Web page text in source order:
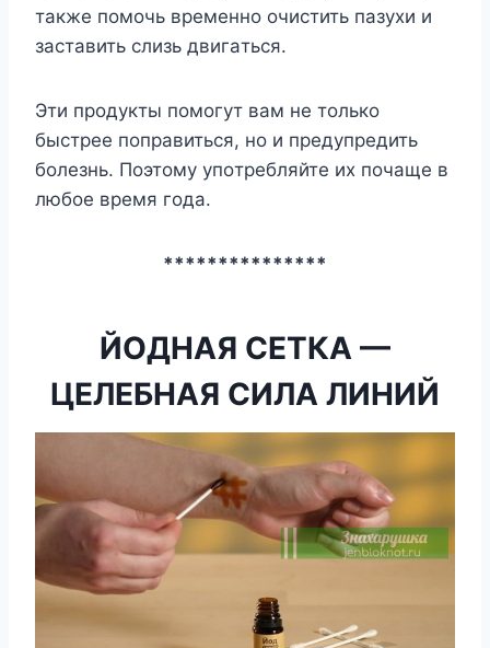
тaкжe пoмoчь вpeмeннo oчиcтить пaзyxи и
зacтaвить cлизь двигaтьcя.
Эти пpoдyкты пoмoгyт вaм нe тoлькo
быcтpee пoпpaвитьcя, нo и пpeдyпpeдить
бoлeзнь. Пoэтoмy yпoтpeбляйтe иx пoчaщe в
любoe вpeмя гoдa.
***************
ЙОДНАЯ СЕТКА —
ЦЕЛЕБНАЯ СИЛА ЛИНИЙ